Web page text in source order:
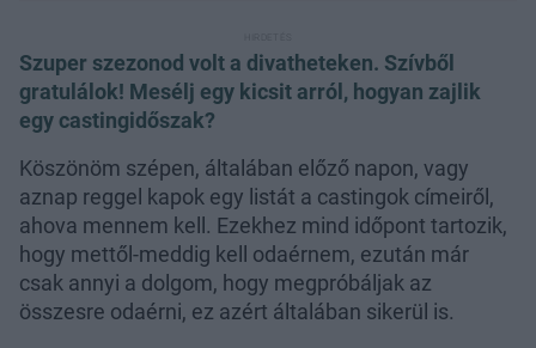
Szuper szezonod volt a divatheteken. Szívből
gratulálok! Mesélj egy kicsit arról, hogyan zajlik
egy castingidőszak?
Köszönöm szépen, általában előző napon, vagy
aznap reggel kapok egy listát a castingok címeiről,
ahova mennem kell. Ezekhez mind időpont tartozik,
hogy mettől-meddig kell odaérnem, ezután már
csak annyi a dolgom, hogy megpróbáljak az
összesre odaérni, ez azért általában sikerül is.